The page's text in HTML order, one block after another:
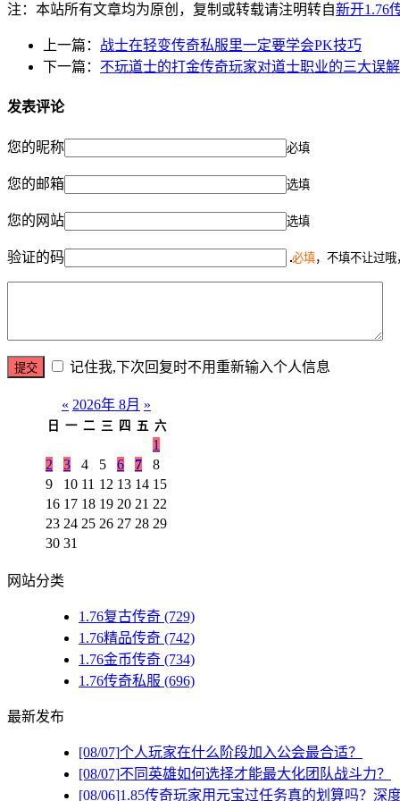
注：本站所有文章均为原创，复制或转载请注明转自新开1.76
上一篇： 战士在轻变传奇私服里一定要学会PK技巧
下一篇： 不玩道士的打金传奇玩家对道士职业的三大误解
发表评论
您的昵称 必填
您的邮箱 选填
您的网站 选填
验证的码 必填，不填不让过哦
记住我,下次回复时不用重新输入个人信息
« 2026年 8月 »
日 一 二 三 四 五 六
1
2
3 4 5 6 7
8
9
10 11 12 13 14 15
16 17 18 19 20 21 22
23 24 25 26 27 28 29
30 31
网站分类
1.76复古传奇 (729)
1.76精品传奇 (742)
1.76金币传奇 (734)
1.76传奇私服 (696)
最新发布
[08/07]个人玩家在什么阶段加入公会最合适？
[08/07]不同英雄如何选择才能最大化团队战斗力？
[08/06]1.85传奇玩家用元宝过任务真的划算吗？深